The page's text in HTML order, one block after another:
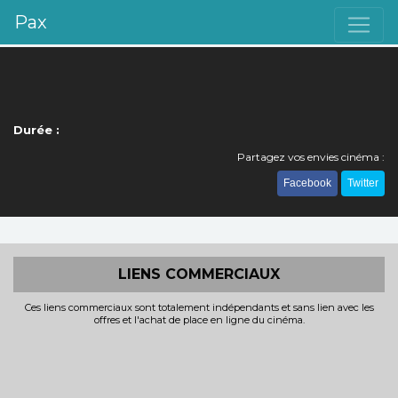
Pax
Durée :
Partagez vos envies cinéma :
Facebook Twitter
LIENS COMMERCIAUX
Ces liens commerciaux sont totalement indépendants et sans lien avec les
offres et l'achat de place en ligne du cinéma.